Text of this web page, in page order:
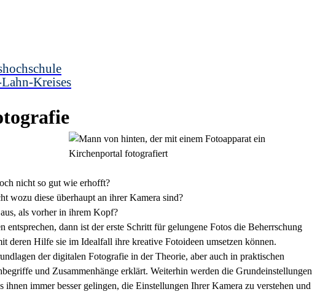
Kreises
nicht so gut wie erhofft?
wozu diese überhaupt an ihrer Kamera sind?
als vorher in ihrem Kopf?
entsprechen, dann ist der erste Schritt für gelungene Fotos die Beherrschung
deren Hilfe sie im Idealfall ihre kreative Fotoideen umsetzen können.
der digitalen Fotografie in der Theorie, aber auch in praktischen
und Zusammenhänge erklärt. Weiterhin werden die Grundeinstellungen
immer besser gelingen, die Einstellungen Ihrer Kamera zu verstehen und